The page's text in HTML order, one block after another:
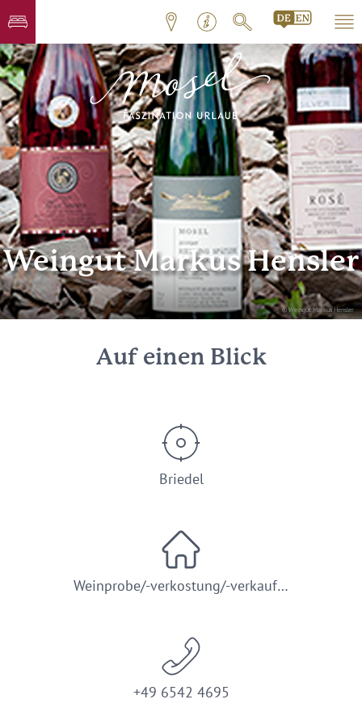
© Weingut Markus Hensler
Weingut Markus Hensler
Auf einen Blick
Briedel
Weinprobe/-verkostung/-verkauf…
+49 6542 4695